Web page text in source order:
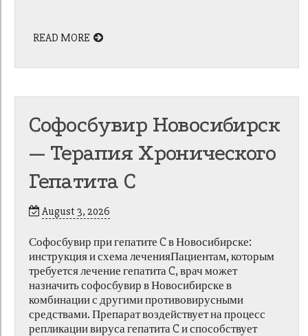
READ MORE
Софосбувир Новосибирск
— Терапия Хронического
Гепатита C
August 3, 2026
Софосбувир при гепатите C в Новосибирске:
инструкция и схема леченияПациентам, которым
требуется лечение гепатита C, врач может
назначить софосбувир в Новосибирске в
комбинации с другими противовирусными
средствами. Препарат воздействует на процесс
репликации вируса гепатита C и способствует